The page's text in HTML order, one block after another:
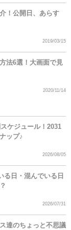
！公開日、あらす
2019/03/15
法6選！大画面で見
2020/11/14
ケジュール！2031
ップ♪
2026/08/05
る日・混んでいる日
2026/07/31
達のちょっと不思議